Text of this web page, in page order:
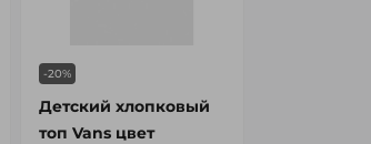
-20%
Детский хлопковый
топ Vans цвет